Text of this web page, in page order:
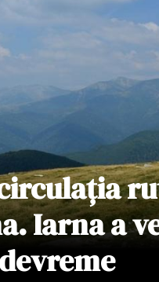
Iarna a
devreme